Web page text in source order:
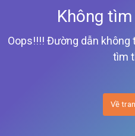
Không
Oops!!!! Đường dẫn
tìm
Về